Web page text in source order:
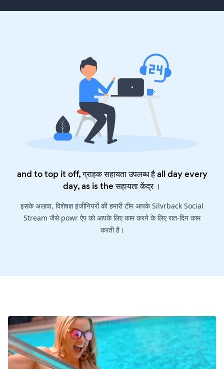
and to top it off, ग्राहक सहायता उपलब्ध है all day every
day, as is theसहायता केंद्र।
इसके अलावा, विशेषज्ञ इंजीनियरों की हमारी टीम आपके Silvrback Social
Stream जैसे powr ऐप को आपके लिए काम करने के लिए रात-दिन काम
करती है।